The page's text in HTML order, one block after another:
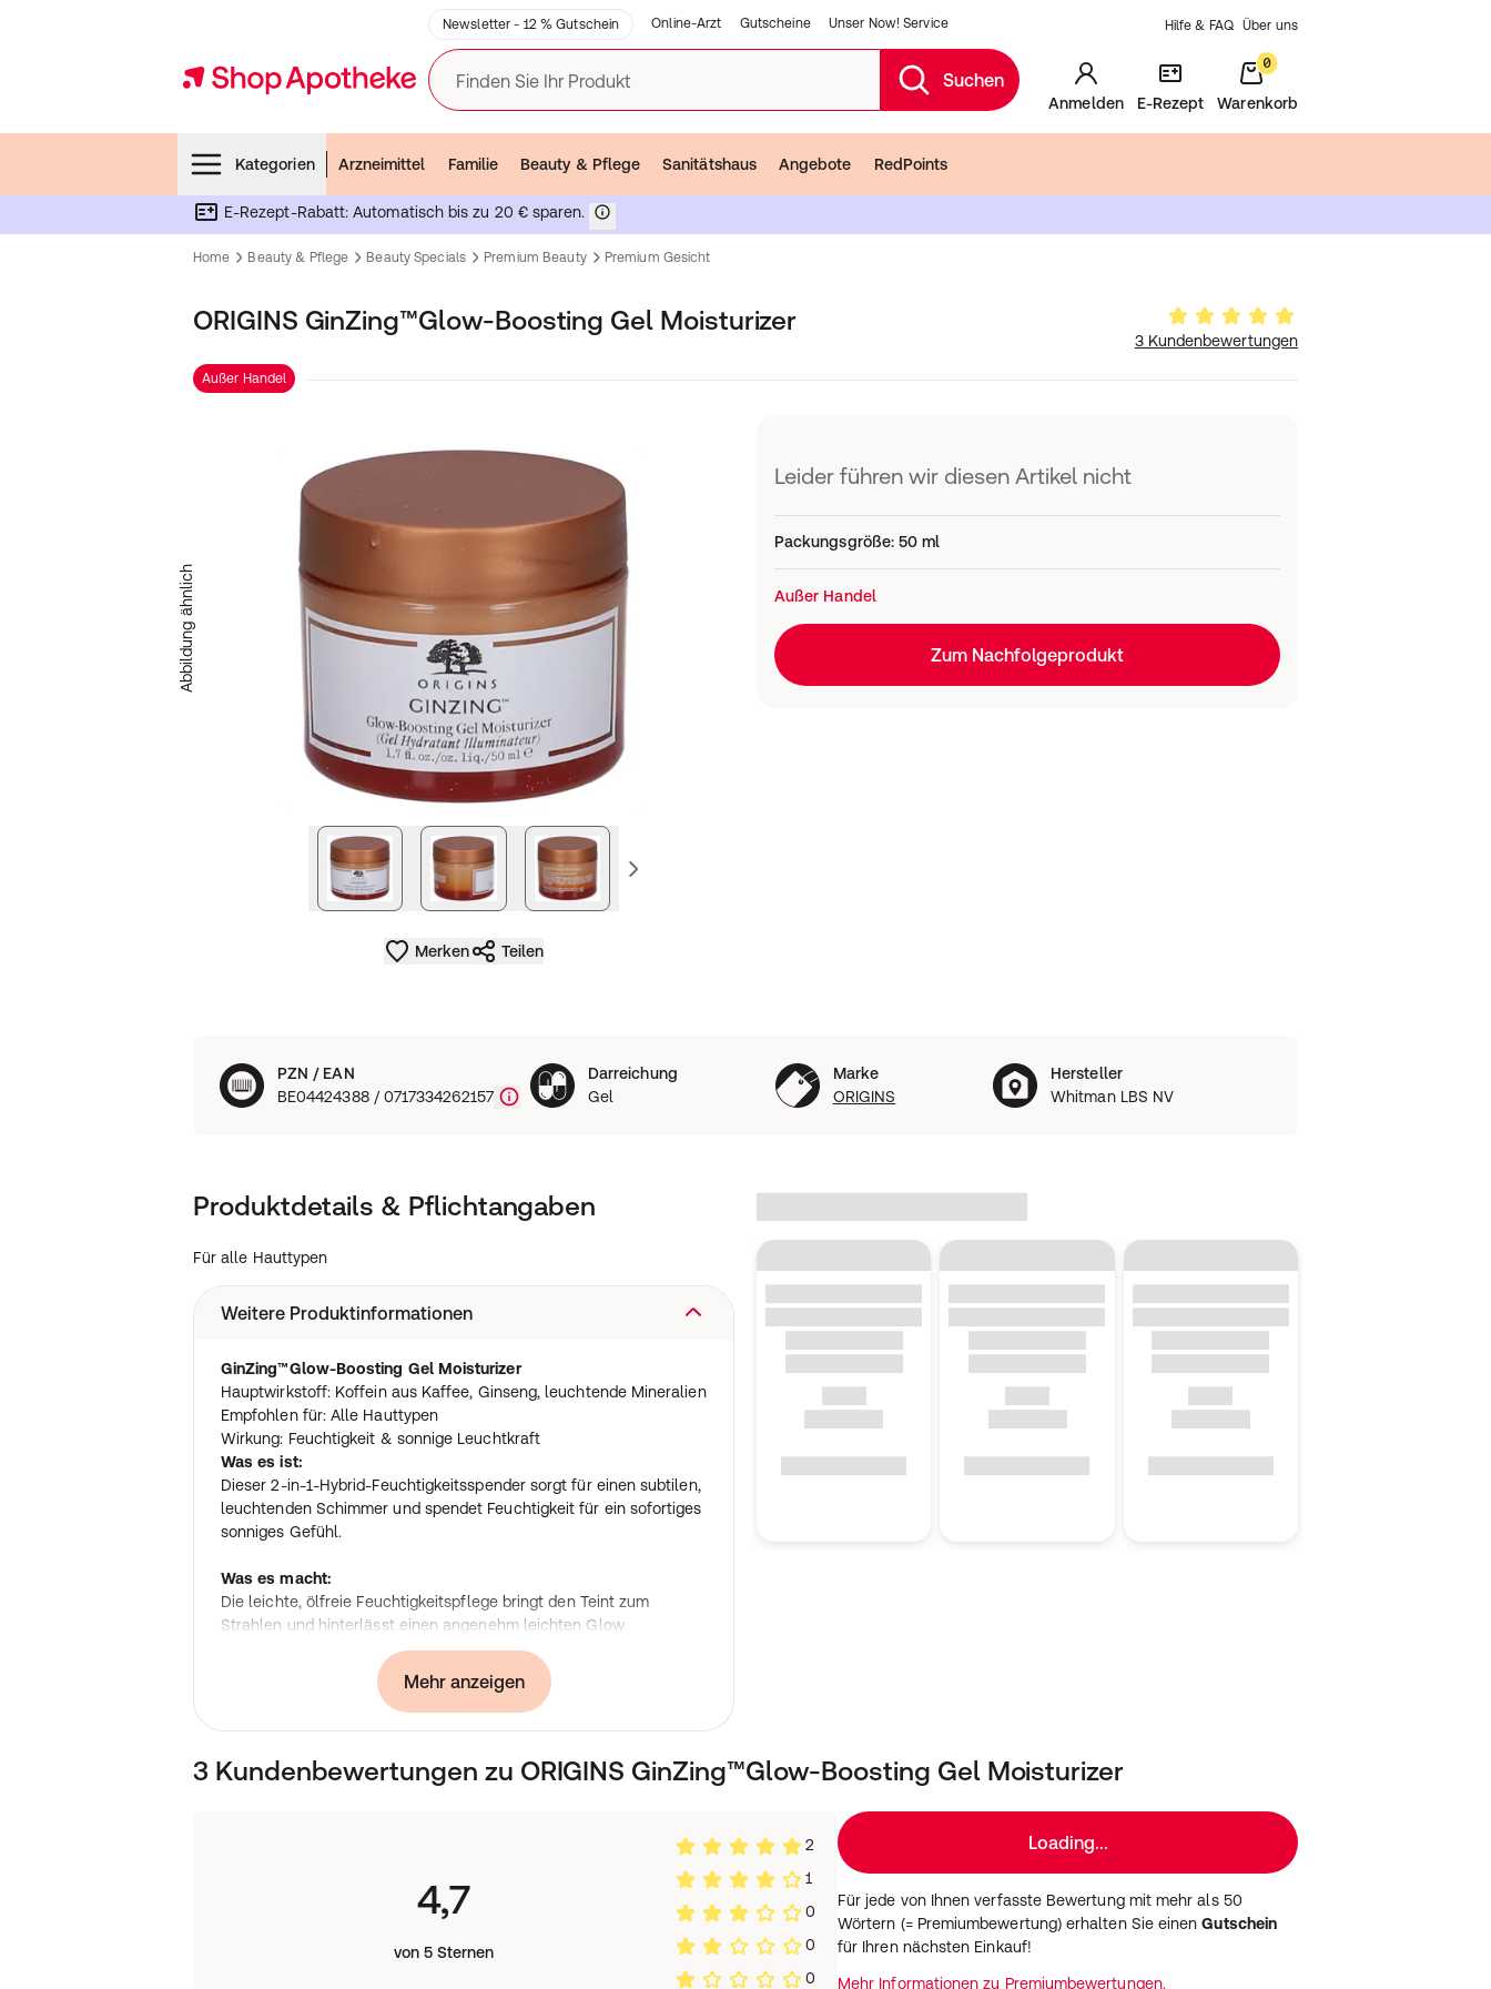
Newsletter - 12 % Gutschein Online-Arzt Gutscheine Unser Now! Service Hilfe & FAQ Über uns
Finden Sie Ihr Produkt Suchen
Anmelden E-Rezept
0
Warenkorb
Kategorien
Arzneimittel Familie Beauty & Pflege Sanitätshaus Angebote RedPoints
E-Rezept-Rabatt: Automatisch bis zu 20 € sparen.
Home Beauty & Pflege Beauty Specials Premium Beauty Premium Gesicht
ORIGINS GinZing™Glow-Boosting Gel Moisturizer
3 Kundenbewertungen
Außer Handel
Abbildung ähnlich
nächstes Bild vorheriges Bild
Merken Teilen
Leider führen wir diesen Artikel nicht
Packungsgröße:50 ml
Außer Handel
Zum Nachfolgeprodukt
PZN / EAN
BE04424388 / 0717334262157
Darreichung
Gel
Marke
ORIGINS
Hersteller
Whitman LBS NV
Produktdetails & Pflichtangaben
Für alle Hauttypen
Weitere Produktinformationen
GinZing™Glow-Boosting Gel Moisturizer
Hauptwirkstoff: Koffein aus Kaffee, Ginseng, leuchtende Mineralien
Empfohlen für: Alle Hauttypen
Wirkung: Feuchtigkeit & sonnige Leuchtkraft
Was es ist:
Dieser 2-in-1-Hybrid-Feuchtigkeitsspender sorgt für einen subtilen,
leuchtenden Schimmer und spendet Feuchtigkeit für ein sofortiges
sonniges Gefühl.
Was es macht:
Die leichte, ölfreie Feuchtigkeitspflege bringt den Teint zum
Strahlen und hinterlässt einen angenehm leichten Glow.
Kaffeebohnen verleihen müder Haut einen Frischekick, während
der enthaltende Panax Ginseng eine Extraportion Feuchtigkeit
spendet. Mineralperlen zaubern einen natürlichen Glow und die
ätherische Ölmischung aus Zitrusfrüchten erfrischt und belebt.
Inhaltsstoffe (außer tierversuchsfreiem Honig und Bienenwachs).
Nach dem Serum morgens und/oder tagsüber für einen sofortigen
Frischekick auf die Haut auftragen.
Die leicht getönte Pflege passt sich dem Hautton perfekt an und
Mehr anzeigen
3 Kundenbewertungen zu ORIGINS GinZing™Glow-Boosting Gel Moisturizer
4,7
von 5 Sternen
2
1
0
0
0
Loading...
Für jede von Ihnen verfasste Bewertung mit mehr als 50
Wörtern (= Premiumbewertung) erhalten Sie einenGutschein
für Ihren nächsten Einkauf!
Mehr Informationen zu Premiumbewertungen.